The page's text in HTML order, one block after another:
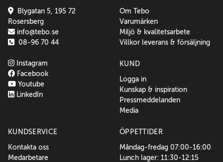
Blygatan 5, 195 72
Rosersberg
info@tebo.se
08-96 70 44
Instagram
Facebook
Youtube
LinkedIn
Om Tebo
Varumärken
Miljö & kvalitetsarbete
Villkor leverans & försäljning
KUND
Logga in
Kunskap & inspiration
Pressmeddelanden
Media
KUNDSERVICE
Kontakta oss
Medarbetare
ÖPPETTIDER
Måndag-fredag 07:00-16:00
Lunch lager: 11:30-12:15